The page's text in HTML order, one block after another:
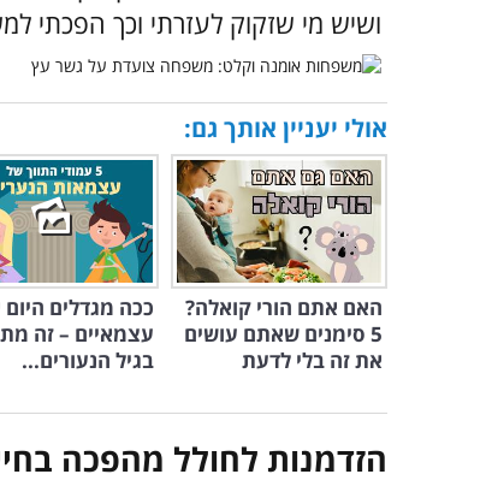
ושיש מי שזקוק לעזרתי וכך הפכתי
אולי יעניין אותך גם:
האם אתם הורי קואלה?
5 סימנים שאתם עושים
את זה בלי לדעת
ככה מגדלים היום
עצמאיים – זה
בגיל הנעורים...
הזדמנות לחולל מהפכה